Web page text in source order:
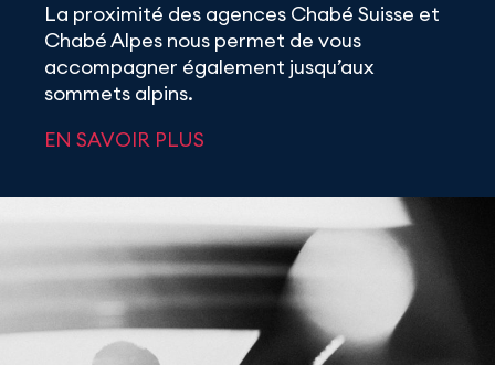
La proximité des agences Chabé Suisse et
Chabé Alpes nous permet de vous
accompagner également jusqu’aux
sommets alpins.
EN SAVOIR PLUS